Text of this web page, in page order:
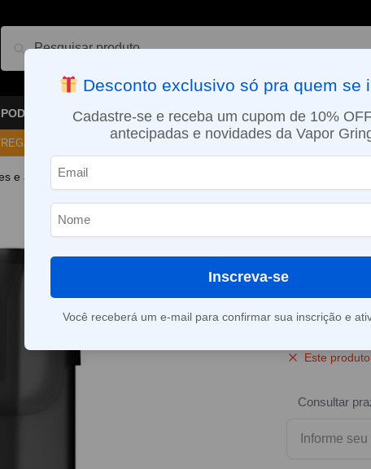
Pesquisar
PODS VAPORIZADOR DE ERVAS E-LIQUÍDOS
NO MESMO DIA EM SÃO PAULO (SEG A SEX): PEDIDOS
e acessórios »
Nikbar
Este
Consultar
Desconto exclusivo só pra quem se
Cadastre-se e receba um cupom de 10%
antecipadas e novidades da Vapor
Inscreva-se
Você receberá um e-mail para confirmar sua inscrição e